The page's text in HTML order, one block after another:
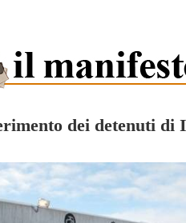
dei detenuti di